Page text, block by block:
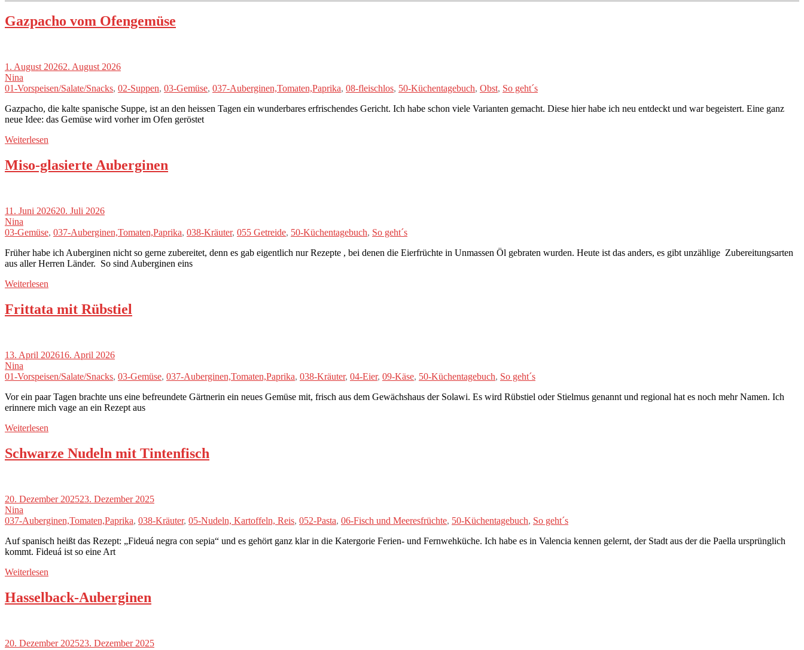
Gazpacho vom Ofengemüse
1. August 20262. August 2026
Nina
01-Vorspeisen/Salate/Snacks, 02-Suppen, 03-Gemüse, 037-Auberginen,Tomaten,Paprika, 08-fleischlos, 50-Küchentagebuch, Obst, So geht´s
Gazpacho, die kalte spanische Suppe, ist an den heissen Tagen ein wunderbares erfrischendes Gericht. Ich habe schon viele Varianten gemacht. Diese hier habe ich neu entdeckt und war begeistert. Eine ganz
neue Idee: das Gemüse wird vorher im Ofen geröstet
Weiterlesen
Miso-glasierte Auberginen
11. Juni 202620. Juli 2026
Nina
03-Gemüse, 037-Auberginen,Tomaten,Paprika, 038-Kräuter, 055 Getreide, 50-Küchentagebuch, So geht´s
Früher habe ich Auberginen nicht so gerne zubereitet, denn es gab eigentlich nur Rezepte , bei denen die Eierfrüchte in Unmassen Öl gebraten wurden. Heute ist das anders, es gibt unzählige Zubereitungsarten
aus aller Herren Länder. So sind Auberginen eins
Weiterlesen
Frittata mit Rübstiel
13. April 202616. April 2026
Nina
01-Vorspeisen/Salate/Snacks, 03-Gemüse, 037-Auberginen,Tomaten,Paprika, 038-Kräuter, 04-Eier, 09-Käse, 50-Küchentagebuch, So geht´s
Vor ein paar Tagen brachte uns eine befreundete Gärtnerin ein neues Gemüse mit, frisch aus dem Gewächshaus der Solawi. Es wird Rübstiel oder Stielmus genannt und regional hat es noch mehr Namen. Ich
erinnere mich vage an ein Rezept aus
Weiterlesen
Schwarze Nudeln mit Tintenfisch
20. Dezember 202523. Dezember 2025
Nina
037-Auberginen,Tomaten,Paprika, 038-Kräuter, 05-Nudeln, Kartoffeln, Reis, 052-Pasta, 06-Fisch und Meeresfrüchte, 50-Küchentagebuch, So geht´s
Auf spanisch heißt das Rezept: „Fideuá negra con sepia“ und es gehört ganz klar in die Katergorie Ferien- und Fernwehküche. Ich habe es in Valencia kennen gelernt, der Stadt aus der die Paella ursprünglich
kommt. Fideuá ist so eine Art
Weiterlesen
Hasselback-Auberginen
20. Dezember 202523. Dezember 2025